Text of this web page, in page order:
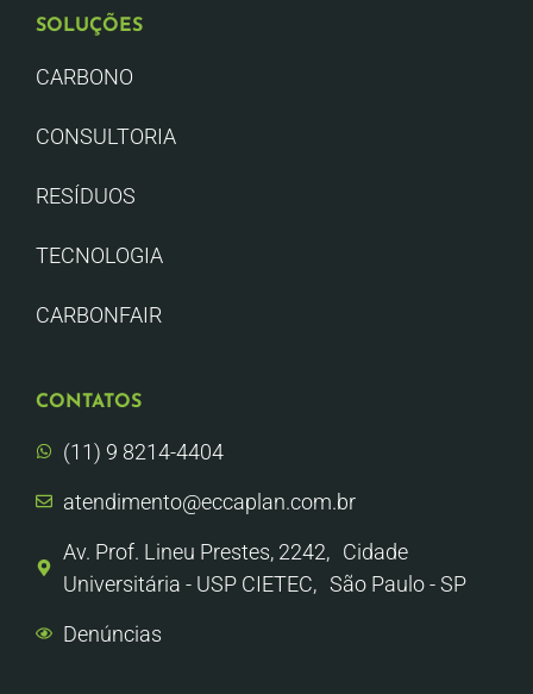
SOLUÇÕES
CARBONO
CONSULTORIA
RESÍDUOS
TECNOLOGIA
CARBONFAIR
CONTATOS
(11) 9 8214-4404
atendimento@eccaplan.com.br
Av. Prof. Lineu Prestes, 2242, Cidade
Universitária - USP CIETEC, São Paulo - SP
Denúncias